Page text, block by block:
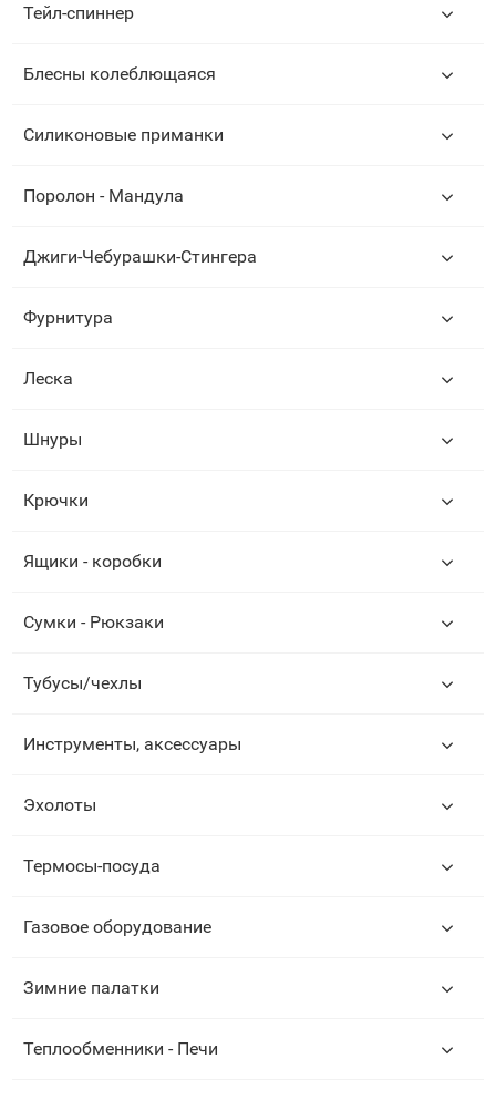
Тейл-спиннер
Блесны колеблющаяся
Силиконовые приманки
Поролон - Мандула
Джиги-Чебурашки-Стингера
Фурнитура
Леска
Шнуры
Крючки
Ящики - коробки
Сумки - Рюкзаки
Тубусы/чехлы
Инструменты, аксессуары
Эхолоты
Термосы-посуда
Газовое оборудование
Зимние палатки
Теплообменники - Печи